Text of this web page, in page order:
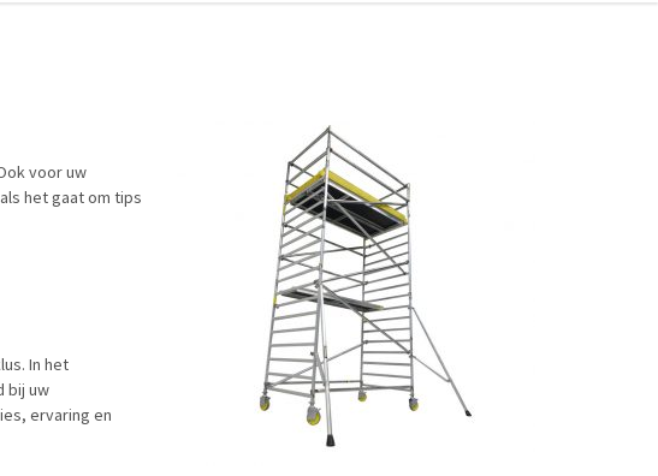
voor uw
het gaat om tips
In het
bij uw
ervaring en